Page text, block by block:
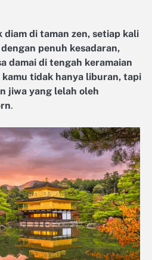
di taman zen, setiap kali
penuh kesadaran,
damai di tengah keramaian
tidak hanya liburan, tapi
jiwa yang lelah oleh
.